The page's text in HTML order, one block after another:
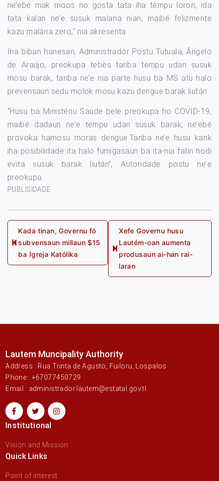
ne’ebé mak moos no gosta tata iha tempu loron, ida
tata kalan ne’e susuk malaria nian, maibé felizmente
kazu malária zero,” nia akresenta.
Iha biban hanesan, Administradór Postu Tutuala, Ângelo
de Araújo, preokupa tebes tanba tempu udan susuk
mosu barak, tanba ne’e nia parte husu ba MS atu halo
prevensaun sedu molok mosu kazu dengue barak liután
“Husu ba Ministériu Saúde bele preokupa ho COVID-19,
maibé dadaun ne’e tempu udan susuk barak, ne’ebé
provoka hamosu moras dengue.Tanba ne’e husu karik
iha posibilidade ita halo fumigasaun ba ita-nia fatin hodi
evita susuk barak liután”, Autoridade postu ne’e
preokupa.
PUBLISIDADE
Post
navigation
Previous
post:
Kada tinan, Governu fó
subvensaun millaun $15
ba Igreja Katólika
Next
Xefe Governu husu
Lautém-oan aumenta
produsaun ai-han rai-
laran
Lautem Muncipality Authority
Address : Rua Trinta de Agusto, Fuiloru, Lospalos
Phone : +67077450729
Email : administrador.lautem@estatal.gov.tl
Institutional
Vision and Mission
Quick Links
Point of interest